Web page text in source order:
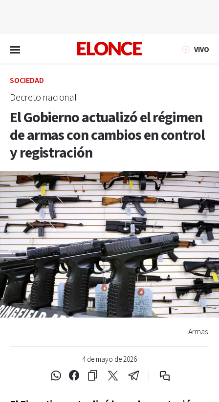
VIVO
SOCIEDAD
Decreto nacional
El Gobierno actualizó el régimen
de armas con cambios en control
y registración
4 de mayo de 2026
Armas.